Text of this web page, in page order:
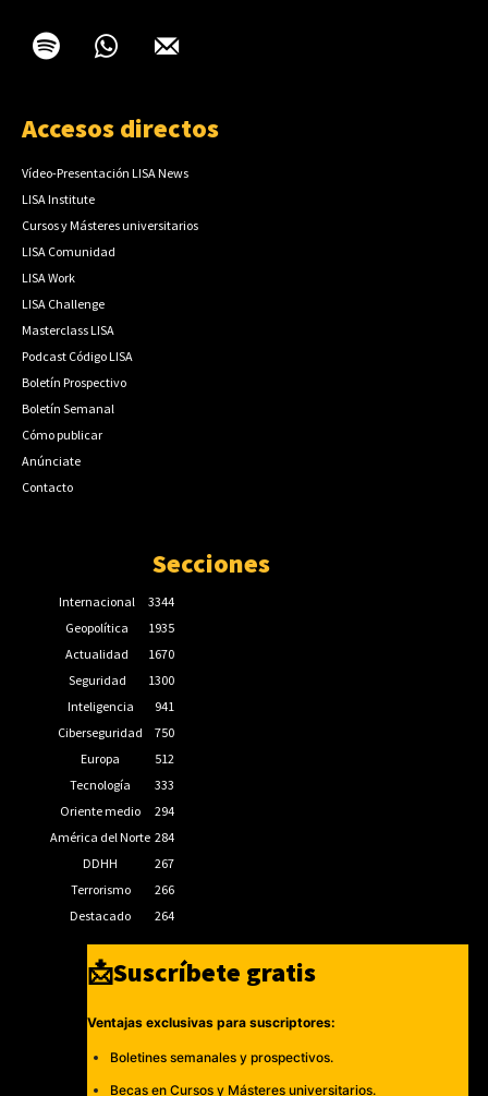
Accesos directos
Vídeo-Presentación LISA News
LISA Institute
Cursos y Másteres universitarios
LISA Comunidad
LISA Work
LISA Challenge
Masterclass LISA
Podcast Código LISA
Boletín Prospectivo
Boletín Semanal
Cómo publicar
Anúnciate
Contacto
Secciones
Internacional
3344
Geopolítica
1935
Actualidad
1670
Seguridad
1300
Inteligencia
941
Ciberseguridad
750
Europa
512
Tecnología
333
Oriente medio
294
América del Norte 284
DDHH
267
Terrorismo
266
Destacado
264
📩Suscríbete gratis
Ventajas exclusivas para suscriptores:
Boletines semanales y prospectivos.
Becas en Cursos y Másteres universitarios.